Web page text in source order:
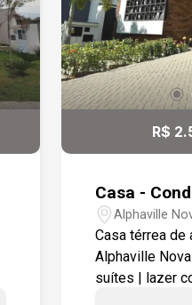
R$
Casa -
Alphaville
Votorantim/
Casa térrea de
Alphaville Nova
suítes | lazer